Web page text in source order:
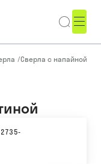
/Сверла с напайной